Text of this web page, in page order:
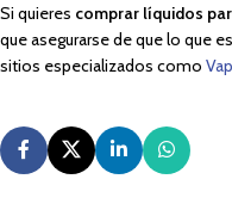
Si quieres comprar líquidos
que asegurarse de que lo que
sitios especializados como